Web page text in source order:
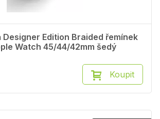
Designer Edition Braided řemínek
Watch 45/44/42mm šedý
Koupit